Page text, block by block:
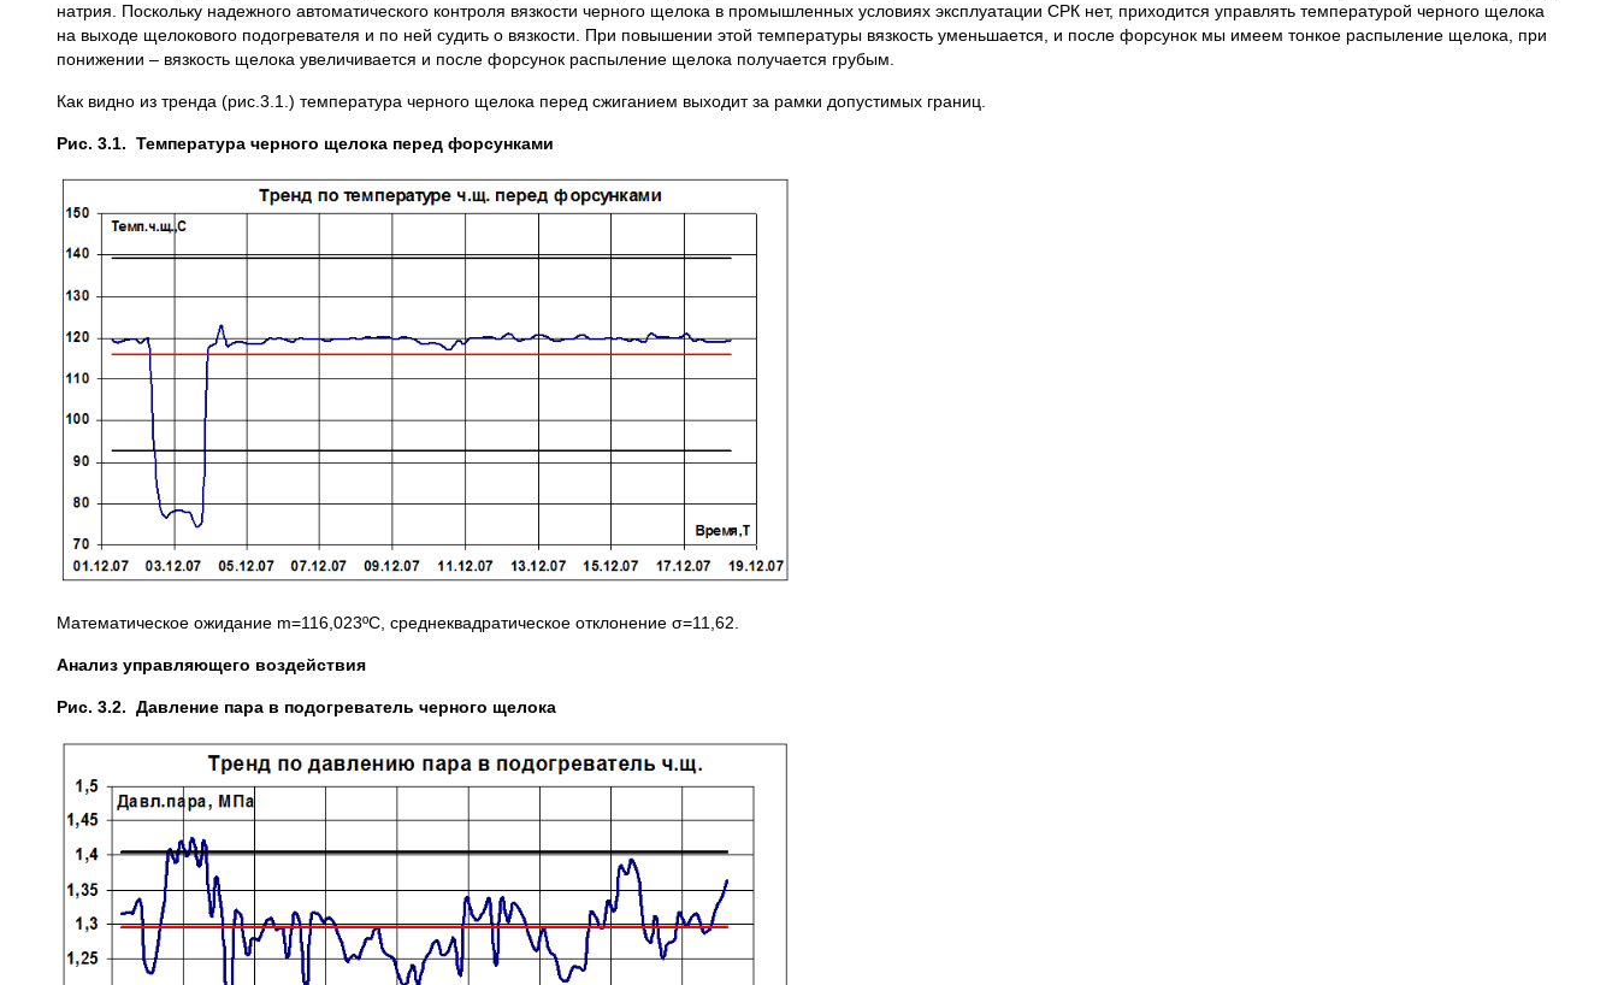
натрия. Поскольку надежного автоматического контроля вязкости черного щелока в промышленных условиях эксплуатации СРК нет, приходится управлять температурой черного щелока
на выходе щелокового подогревателя и по ней судить о вязкости. При повышении этой температуры вязкость уменьшается, и после форсунок мы имеем тонкое распыление щелока, при
понижении – вязкость щелока увеличивается и после форсунок распыление щелока получается грубым.
Как видно из тренда (рис.3.1.) температура черного щелока перед сжиганием выходит за рамки допустимых границ.
Рис. 3.1. Температура черного щелока перед форсунками
Математическое ожидание m=116,023ºС, среднеквадратическое отклонение σ=11,62.
Анализ управляющего воздействия
Рис. 3.2. Давление пара в подогреватель черного щелока